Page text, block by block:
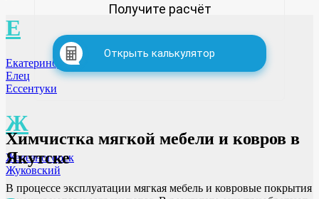
Е
Екатеринбург
Елец
Ессентуки
Ж
Железногорск
Жуковский
Получите расчёт
Открыть калькулятор
Химчистка мягкой мебели и ковров в
Якутске
В процессе эксплуатации мягкая мебель и ковровые покрытия